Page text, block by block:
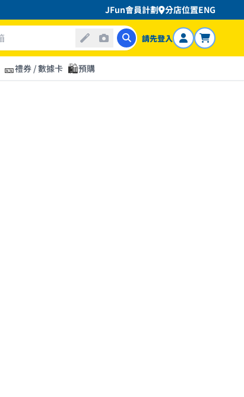
JFun會員計劃 分店位置ENG
請先登入
🎫禮券 / 數據卡 🛍️預購